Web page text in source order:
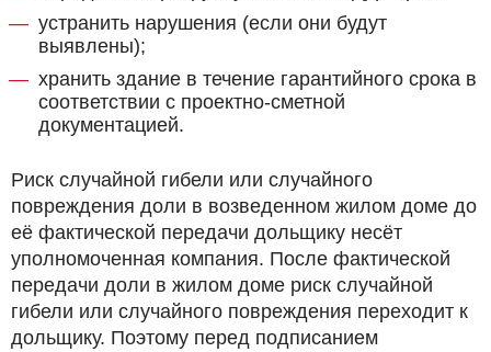
устранить нарушения (если они будут
выявлены);
хранить здание в течение гарантийного срока в
соответствии с проектно-сметной
документацией.
Риск случайной гибели или случайного
повреждения доли в возведенном жилом доме до
её фактической передачи дольщику несёт
уполномоченная компания. После фактической
передачи доли в жилом доме риск случайной
гибели или случайного повреждения переходит к
дольщику. Поэтому перед подписанием